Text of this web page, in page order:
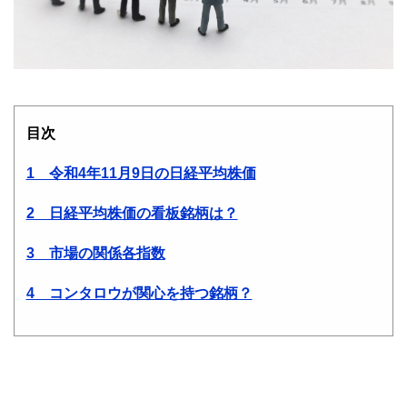
目次
1 令和4年11月9日の日経平均株価
2 日経平均株価の看板銘柄は？
3 市場の関係各指数
4 コンタロウが関心を持つ銘柄？